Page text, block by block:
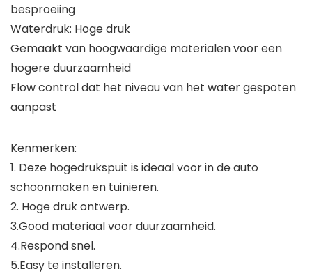
besproeiing
Waterdruk: Hoge druk
Gemaakt van hoogwaardige materialen voor een
hogere duurzaamheid
Flow control dat het niveau van het water gespoten
aanpast
Kenmerken:
1. Deze hogedrukspuit is ideaal voor in de auto
schoonmaken en tuinieren.
2. Hoge druk ontwerp.
3.Good materiaal voor duurzaamheid.
4.Respond snel.
5.Easy te installeren.